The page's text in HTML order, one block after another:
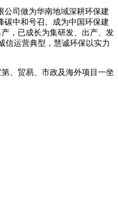
司做为华南地域深耕环保建
碳中和号召。成为中国环保建
，已成长为集研发、出产、发
信运营典型，慧诚环保以实力
、贸易、市政及海外项目一坐